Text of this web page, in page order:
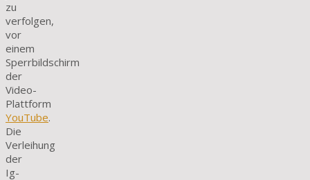
zu
verfolgen,
vor
einem
Sperrbildschirm
der
Video-
Plattform
YouTube.
Die
Verleihung
der
Ig-